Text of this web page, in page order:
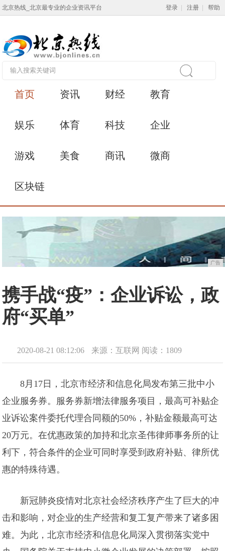
北京热线_北京最专业的企业资讯平台 登录 注册 帮助
首页 资讯 财经 教育
娱乐 体育 科技 企业
游戏 美食 商讯 微商
区块链
广告
携手战“疫”：企业诉讼，政
府“买单”
2020-08-21 08:12:06 来源：互联网 阅读：1809
8月17日，北京市经济和信息化局发布第三批中小
企业服务券。服务券新增法律服务项目，最高可补贴企
业诉讼案件委托代理合同额的50%，补贴金额最高可达
20万元。在优惠政策的加持和北京圣伟律师事务所的让
利下，符合条件的企业可同时享受到政府补贴、律所优
惠的特殊待遇。
新冠肺炎疫情对北京社会经济秩序产生了巨大的冲
击和影响，对企业的生产经营和复工复产带来了诸多困
难。为此，北京市经济和信息化局深入贯彻落实党中